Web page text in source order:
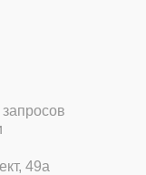
49а